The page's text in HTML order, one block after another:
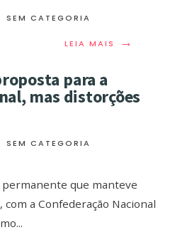
SEM CATEGORIA
LEIA MAIS →
para a
mas distorções
SEM CATEGORIA
permanente que manteve
a Confederação Nacional
...